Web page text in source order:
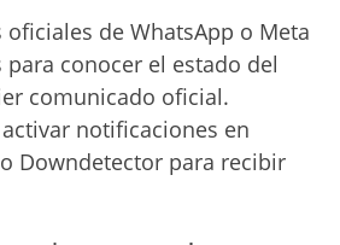
oficiales de WhatsApp o Meta
para conocer el estado del
comunicado oficial.
notificaciones en
Downdetector para recibir